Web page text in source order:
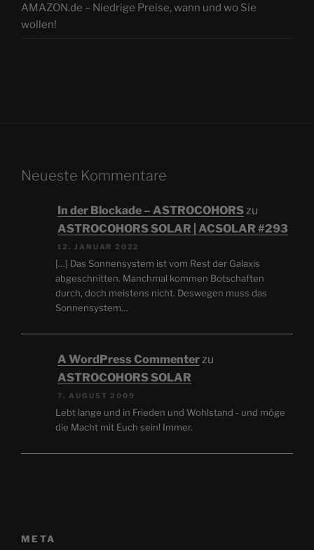
AMAZON.de – Niedrige Preise, wann und wo Sie
wollen!
Neueste Kommentare
In der Blockade – ASTROCOHORS zu
ASTROCOHORS SOLAR | ACSOLAR #293
12. JANUAR 2022
[…] Das Sonnensystem ist vom Rest der Galaxis
abgeschnitten. Manchmal kommen Botschaften
durch, doch meistens nicht. Deswegen muss das
Sonnensystem…
A WordPress Commenter zu
ASTROCOHORS SOLAR
7. AUGUST 2009
Lebt lange und in Frieden und Wohlstand - und möge
die Macht mit Euch sein! Immer.
META